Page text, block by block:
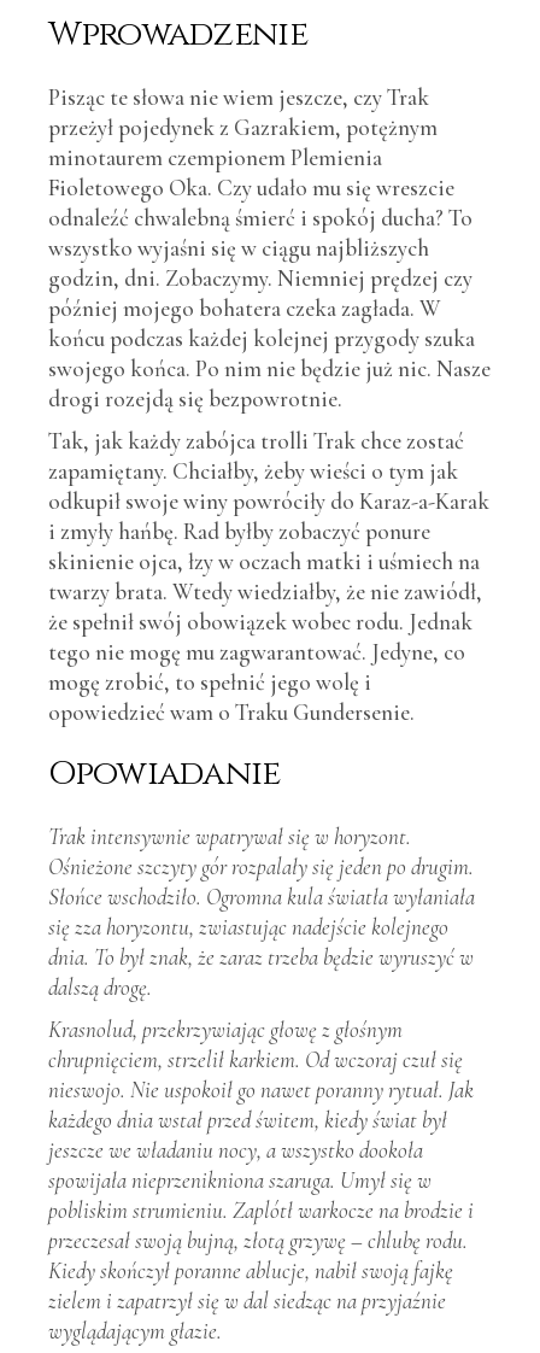
Wprowadzenie
Pisząc te słowa nie wiem jeszcze, czy Trak
przeżył pojedynek z Gazrakiem, potężnym
minotaurem czempionem Plemienia
Fioletowego Oka. Czy udało mu się wreszcie
odnaleźć chwalebną śmierć i spokój ducha? To
wszystko wyjaśni się w ciągu najbliższych
godzin, dni. Zobaczymy. Niemniej prędzej czy
później mojego bohatera czeka zagłada. W
końcu podczas każdej kolejnej przygody szuka
swojego końca. Po nim nie będzie już nic. Nasze
drogi rozejdą się bezpowrotnie.
Tak, jak każdy zabójca trolli Trak chce zostać
zapamiętany. Chciałby, żeby wieści o tym jak
odkupił swoje winy powróciły do Karaz-a-Karak
i zmyły hańbę. Rad byłby zobaczyć ponure
skinienie ojca, łzy w oczach matki i uśmiech na
twarzy brata. Wtedy wiedziałby, że nie zawiódł,
że spełnił swój obowiązek wobec rodu. Jednak
tego nie mogę mu zagwarantować. Jedyne, co
mogę zrobić, to spełnić jego wolę i
opowiedzieć wam o Traku Gundersenie.
Opowiadanie
Trak intensywnie wpatrywał się w horyzont.
Ośnieżone szczyty gór rozpalały się jeden po drugim.
Słońce wschodziło. Ogromna kula światła wyłaniała
się zza horyzontu, zwiastując nadejście kolejnego
dnia. To był znak, że zaraz trzeba będzie wyruszyć w
dalszą drogę.
Krasnolud, przekrzywiając głowę z głośnym
chrupnięciem, strzelił karkiem. Od wczoraj czuł się
nieswojo. Nie uspokoił go nawet poranny rytuał. Jak
każdego dnia wstał przed świtem, kiedy świat był
jeszcze we władaniu nocy, a wszystko dookoła
spowijała nieprzenikniona szaruga. Umył się w
pobliskim strumieniu. Zaplótł warkocze na brodzie i
przeczesał swoją bujną, złotą grzywę – chlubę rodu.
Kiedy skończył poranne ablucje, nabił swoją fajkę
zielem i zapatrzył się w dal siedząc na przyjaźnie
wyglądającym głazie.